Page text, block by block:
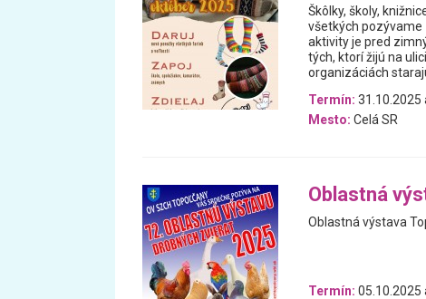
Škôlky, školy,
všetkých pozývame
aktivity je pred
tých, ktorí žijú na
organizáciách
Termín: 31.10.2025
Mesto: Celá SR
Oblastná
Oblastná výstava
Termín: 05.10.2025